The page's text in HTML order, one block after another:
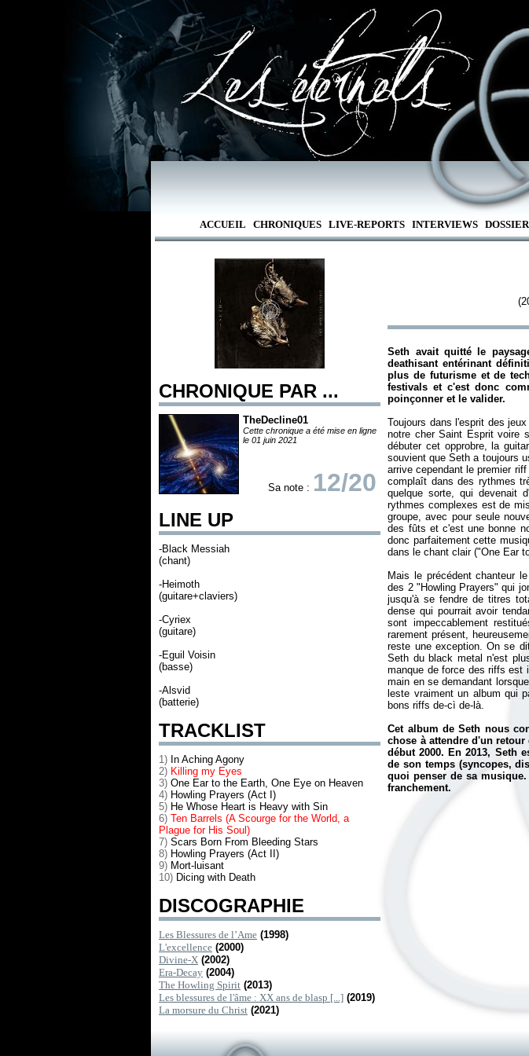
ACCUEIL CHRONIQUES LIVE-REPORTS INTERVIEWS
CHRONIQUE PAR ...
TheDecline01
Cette chronique a été mise en ligne
le 01 juin 2021
Sa note : 12/20
LINE UP
-Black Messiah
(chant)
-Heimoth
(guitare+claviers)
-Cyriex
(guitare)
-Eguil Voisin
(basse)
-Alsvid
(batterie)
TRACKLIST
1) In Aching Agony
2) Killing my Eyes
3) One Ear to the Earth, One Eye on Heaven
4) Howling Prayers (Act I)
5) He Whose Heart is Heavy with Sin
6) Ten Barrels (A Scourge for the World, a
Plague for His Soul)
7) Scars Born From Bleeding Stars
8) Howling Prayers (Act II)
9) Mort-luisant
10) Dicing with Death
DISCOGRAPHIE
Les Blessures de l’Ame (1998)
L'excellence (2000)
Divine-X (2002)
Era-Decay (2004)
The Howling Spirit (2013)
Les blessures de l'âme : XX ans de blasp [...] (2019)
La morsure du Christ (2021)
Seth avait quitté le
deathisant entérinant
plus de futurisme et de
festivals et c'est donc
poinçonner et le valider.
Toujours dans l'esprit des
notre cher Saint Esprit voire
débuter cet opprobre, la
souvient que Seth a toujours
arrive cependant le premier
complaît dans des rythmes
quelque sorte, qui devenait
rythmes complexes est de
groupe, avec pour seule
des fûts et c'est une bonne
donc parfaitement cette
dans le chant clair ("One Ear
Mais le précédent chanteur
des 2 "Howling Prayers" qui
jusqu'à se fendre de titres
dense qui pourrait avoir
sont impeccablement
rarement présent,
reste une exception. On se
Seth du black metal n'est
manque de force des riffs est
main en se demandant
leste vraiment un album qui
bons riffs de-cì de-là.
Cet album de Seth nous
chose à attendre d'un
début 2000. En 2013, Seth
de son temps (syncopes,
quoi penser de sa
franchement.